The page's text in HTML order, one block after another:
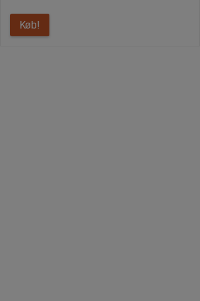
Køb!